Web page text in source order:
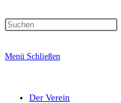
Suche
Menü Schließen
Der Verein